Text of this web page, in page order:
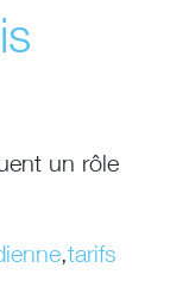
un rôle
,tarifs